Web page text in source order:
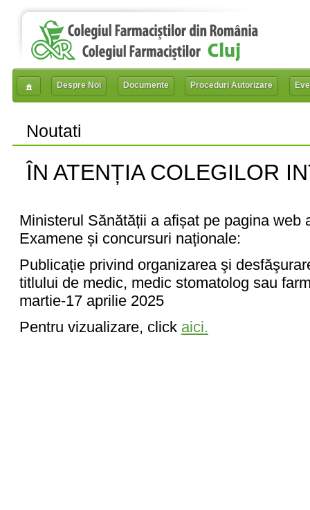
Despre Noi Documente Proceduri Autorizare
Noutati
ÎN ATENȚIA COLEGILOR
Ministerul Sănătății a afișat pe pagina web
Examene și concursuri naționale:
Publicație privind organizarea şi
titlului de medic, medic stomatolog sau
martie-17 aprilie 2025
Pentru vizualizare, click aici.